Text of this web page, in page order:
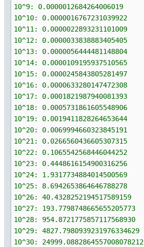
10^9: 0.0000012684264006019
10^10: 0.0000016767231039922
10^11: 0.0000022893231101009
10^12: 0.0000033838883405405
10^13: 0.0000056444481148804
10^14: 0.0000109195937510565
10^15: 0.0000245843805281497
10^16: 0.0000633280147472308
10^17: 0.0001821987940081393
10^18: 0.0005731861605548906
10^19: 0.0019411828264653644
10^20: 0.0069994660323845191
10^21: 0.0266560436605307315
10^22: 0.1065542568446044252
10^23: 0.4448616154900316256
10^24: 1.9317734884014500569
10^25: 8.6942653864646788278
10^26: 40.4328252194517589159
10^27: 193.7798748665655205773
10^28: 954.8721775857117568930
10^29: 4827.7980939231976334629
10^30: 24999.0882864557008078212